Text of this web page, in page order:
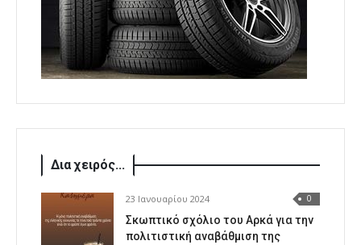
Δια χειρός...
23 Ιανουαρίου 2024 0
Σκωπτικό σχόλιο του Αρκά για την
πολιτιστική αναβάθμιση της